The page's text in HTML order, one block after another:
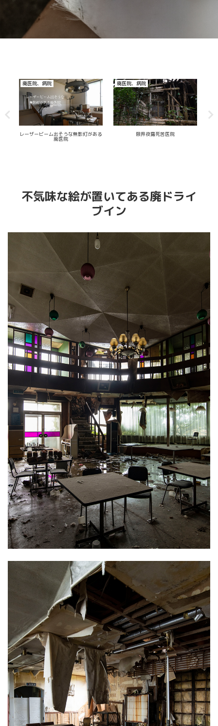
恐竜がいる廃遊園地
廃理容室
レトロポップ廃理容室
廃医院、病院
不気味な絵が置いてある廃ドライ
ブイン